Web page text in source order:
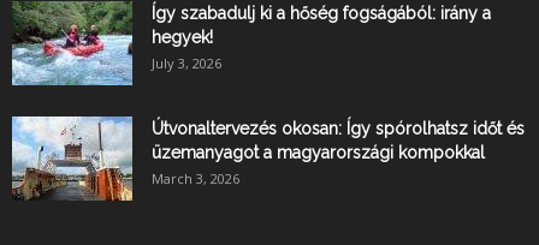
Így szabadulj ki a hőség fogságából: irány a
hegyek!
July 3, 2026
Útvonaltervezés okosan: Így spórolhatsz időt és
üzemanyagot a magyarországi kompokkal
March 3, 2026